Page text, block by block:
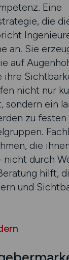
Eine
die
an. Sie
auf
ihre
nicht nur
sondern ein
zu
die
nicht durch
hilft,
und